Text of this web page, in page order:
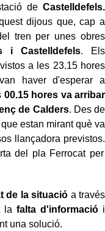
de Castelldefels.
dijous que, cap a
tren per unes obres
i Castelldefels. Els
a les 23.15 hores
haver d'esperar a
00.15 hores va arribar
de Calders. Des de
estan mirant què va
llançadora previstos.
del pla Ferrocat per
de la situació a través
la falta d'informaciói
una solució.